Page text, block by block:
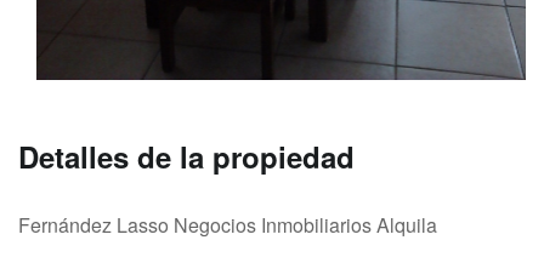
Detalles de la propiedad
Fernández Lasso Negocios Inmobiliarios Alquila